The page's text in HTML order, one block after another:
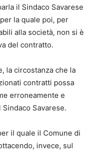
il Sindaco Savarese
la quale poi, per
alla società, non si è
del contratto.
la circostanza che la
contratti possa
erroneamente e
Savarese.
il quale il Comune di
invece, sul